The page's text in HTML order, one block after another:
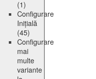
(1)
Configurare
Inițială
(45)
Configurare
mai
multe
variante